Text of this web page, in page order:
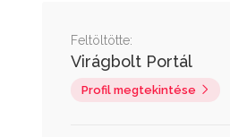
Feltöltötte:
Virágbolt Portál
Profil megtekintése